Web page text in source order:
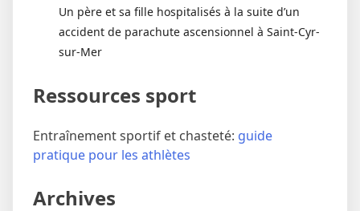
Un père et sa fille hospitalisés à la suite d’un
accident de parachute ascensionnel à Saint-Cyr-
sur-Mer
Ressources sport
Entraînement sportif et chasteté: guide
pratique pour les athlètes
Archives